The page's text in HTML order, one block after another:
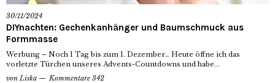
30/11/2024
DIYnachten: Gechenkanhänger und Baumschmuck aus
Formmasse
Werbung – Noch 1 Tag bis zum 1. Dezember… Heute öffne ich das
vorletzte Türchen unseres Advents-Countdowns und habe...
von Liska Kommentare 342